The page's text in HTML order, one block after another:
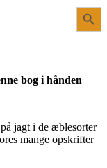
Search Button
bog i hånden
jagt i de æblesorter
mange opskrifter